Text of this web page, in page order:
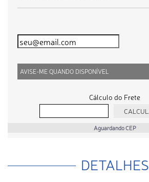
AVISE-ME QUANDO DISPONÍVEL
Cálculo do Frete
Aguardando CEP
DETALHES